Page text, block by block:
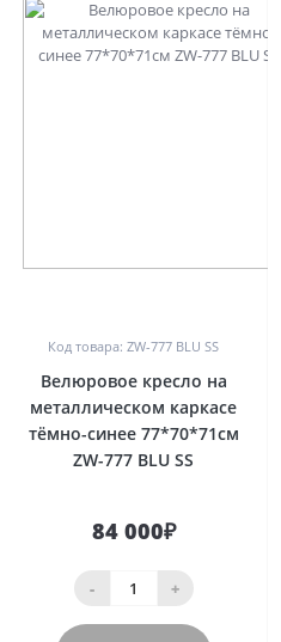
Код товара: ZW-777 BLU SS
Велюровое кресло на
металлическом каркасе
тёмно-синее 77*70*71см
ZW-777 BLU SS
84 000₽
- +